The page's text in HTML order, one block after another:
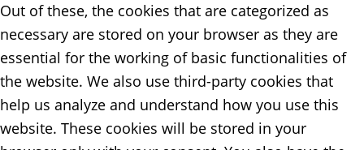
Out of these, the cookies that are categorized as
necessary are stored on your browser as they are
essential for the working of basic functionalities of
the website. We also use third-party cookies that
help us analyze and understand how you use this
website. These cookies will be stored in your